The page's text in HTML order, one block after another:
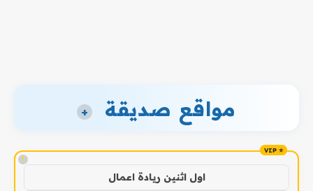
مواقع صديقة +
!
اول اثنين ريادة اعمال